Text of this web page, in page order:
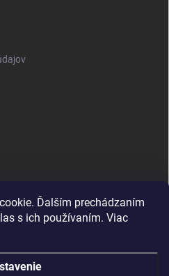
Ďalším prechádzaním
s ich používaním. Viac